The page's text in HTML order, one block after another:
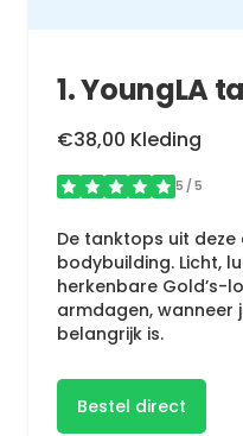
1. YoungLA
€38,00 Kleding
5 / 5
De tanktops uit
bodybuilding. Licht,
herkenbare Gold’s-
armdagen, wanneer
belangrijk is.
Bestel direct